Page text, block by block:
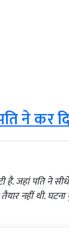
ने कर
है. जहां पति ने
नहीं थी.